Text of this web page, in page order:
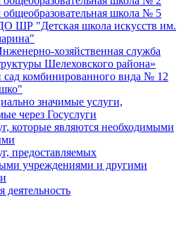
общеобразовательная школа № 5
ШР "Детская школа искусств им.
хозяйственная служба
Шелеховского района»
сад комбинированного вида № 12
значимые услуги,
через Госуслуги
которые являются необходимыми
предоставляемых
учреждениями и другими